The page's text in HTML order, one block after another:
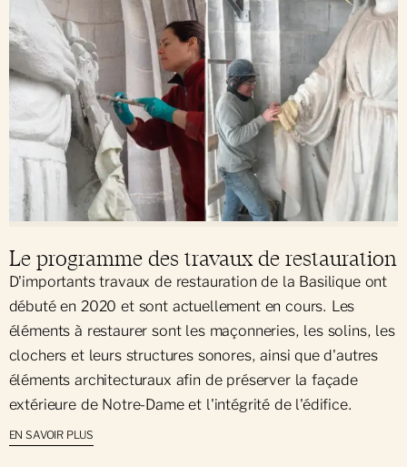
Le programme des travaux de restauration
D'importants travaux de restauration de la Basilique ont
débuté en 2020 et sont actuellement en cours. Les
éléments à restaurer sont les maçonneries, les solins, les
clochers et leurs structures sonores, ainsi que d'autres
éléments architecturaux afin de préserver la façade
extérieure de Notre-Dame et l'intégrité de l'édifice.
EN SAVOIR PLUS